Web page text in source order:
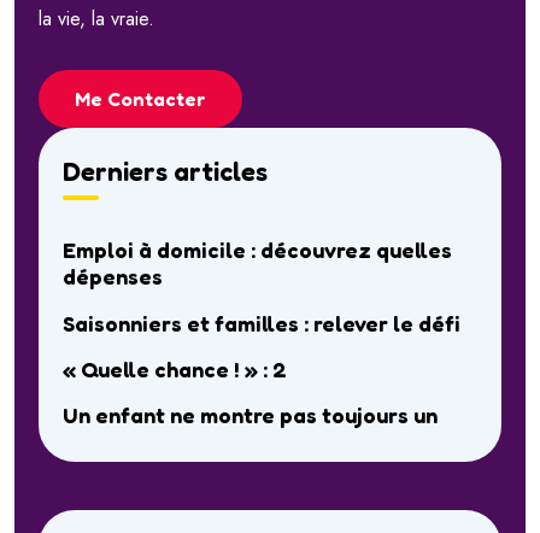
la vie, la vraie.
Me Contacter
Derniers articles
Emploi à domicile : découvrez quelles
dépenses
Saisonniers et familles : relever le défi
« Quelle chance ! » : 2
Un enfant ne montre pas toujours un